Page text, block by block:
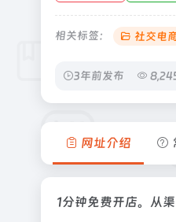
相关标签： 社交电
3年前发布
网址介绍
1分钟免费开店。从